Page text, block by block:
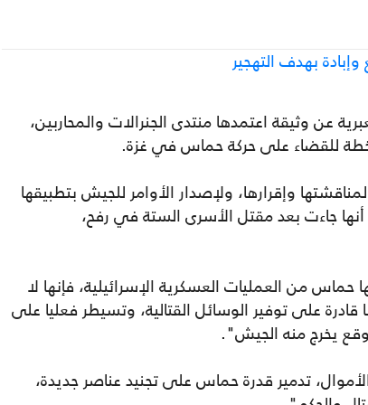
بهدف التهجير
وثيقة اعتمدها منتدى الجنرالات والمحاربين،
خطة للقضاء على حركة حماس في غزة.
وإقرارها، ولإصدار الأوامر للجيش بتطبيقها
جاءت بعد مقتل الأسرى الستة في رفح،
حماس من العمليات العسكرية الإسرائيلية، فإنها لا
قادرة على توفير الوسائل القتالية، وتسيطر فعليا على
يخرج منه الجيش".
تدمير قدرة حماس على تجنيد عناصر جديدة،